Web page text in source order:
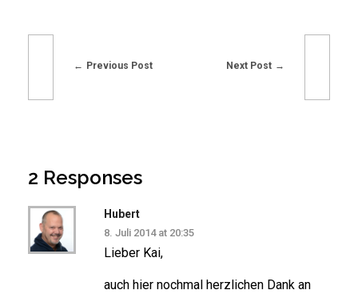
Previous Post Next Post
2 Responses
Hubert
8. Juli 2014 at 20:35
Lieber Kai,
auch hier nochmal herzlichen Dank an